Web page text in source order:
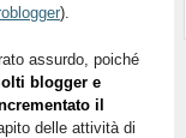
).
assurdo, poiché
blogger e
il
delle attività di